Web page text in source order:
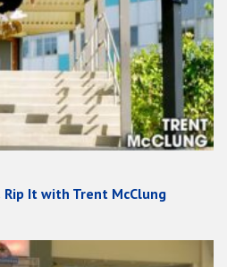
It with Trent McClung